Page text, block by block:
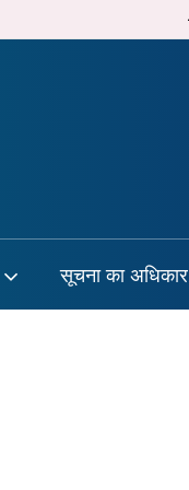
सूचना का अधिकार